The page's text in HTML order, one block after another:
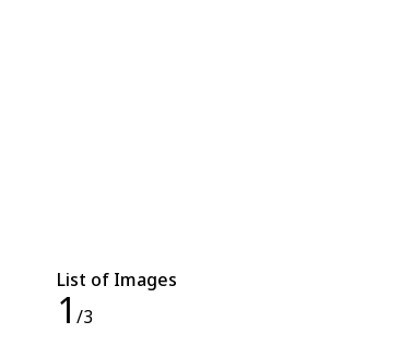
List of Images
1 /3